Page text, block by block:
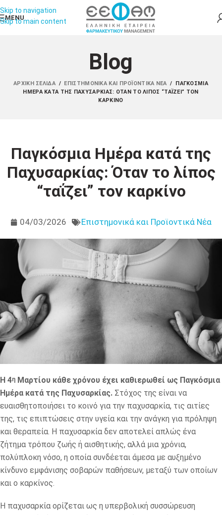
Skip to navigation
Skip to main content
MENU
Blog
ΑΡΧΙΚΉ ΣΕΛΊΔΑ / ΕΠΙΣΤΗΜΟΝΙΚΆ ΚΑΙ ΠΡΟΪΟΝΤΙΚΆ ΝΈΑ /
ΠΑΓΚΌΣΜΙΑ
ΗΜΈΡΑ ΚΑΤΆ ΤΗΣ ΠΑΧΥΣΑΡΚΊΑΣ: ΌΤΑΝ ΤΟ ΛΊΠΟΣ “ΤΑΪ́ΖΕΙ” ΤΟΝ
ΚΑΡΚΊΝΟ
Παγκόσμια Ημέρα κατά της
Παχυσαρκίας: Όταν το λίπος
“ταΐζει” τον καρκίνο
04/03/2026 Επιστημονικά και Προϊοντικά Νέα
Η 4η Μαρτίου κάθε χρόνου έχει καθιερωθεί ως Παγκόσμια
Ημέρα κατά της Παχυσαρκίας. Στόχος της είναι να
ευαισθητοποιήσει το κοινό για την παχυσαρκία, τις αιτίες
της, τις επιπτώσεις στην υγεία και την ανάγκη για πρόληψη
και θεραπεία. Η παχυσαρκία δεν αποτελεί απλώς ένα
ζήτημα τρόπου ζωής ή αισθητικής, αλλά μια χρόνια,
πολύπλοκη νόσο, η οποία συνδέεται άμεσα με αυξημένο
κίνδυνο εμφάνισης σοβαρών παθήσεων, μεταξύ των οποίων
και ο καρκίνος.
Η παχυσαρκία ορίζεται ως η υπερβολική συσσώρευση